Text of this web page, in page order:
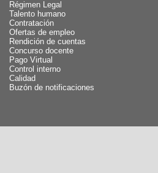
Régimen Legal
Talento humano
Contratación
Ofertas de empleo
Rendición de cuentas
Concurso docente
Pago Virtual
Control interno
Calidad
Buzón de notificaciones